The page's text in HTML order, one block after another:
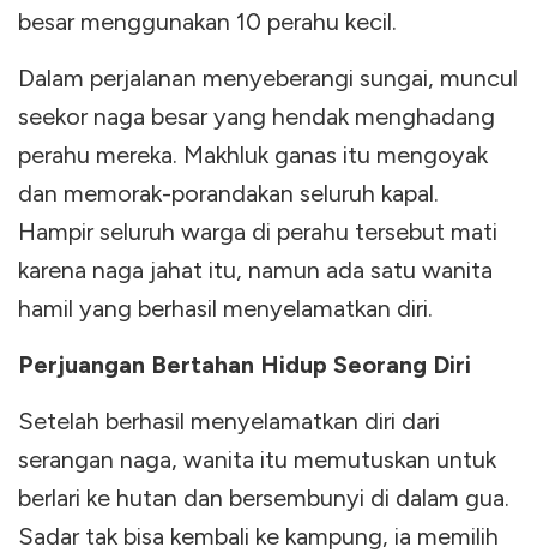
besar menggunakan 10 perahu kecil.
Dalam perjalanan menyeberangi sungai, muncul
seekor naga besar yang hendak menghadang
perahu mereka. Makhluk ganas itu mengoyak
dan memorak-porandakan seluruh kapal.
Hampir seluruh warga di perahu tersebut mati
karena naga jahat itu, namun ada satu wanita
hamil yang berhasil menyelamatkan diri.
Perjuangan Bertahan Hidup Seorang Diri
Setelah berhasil menyelamatkan diri dari
serangan naga, wanita itu memutuskan untuk
berlari ke hutan dan bersembunyi di dalam gua.
Sadar tak bisa kembali ke kampung, ia memilih